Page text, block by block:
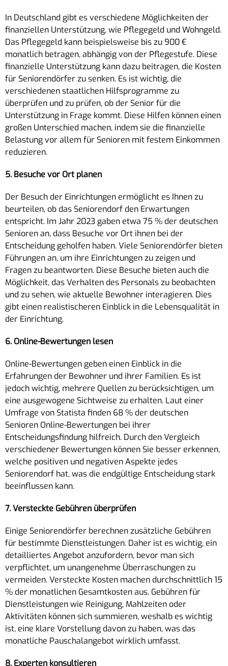
In Deutschland gibt es verschiedene Möglichkeiten der
finanziellen Unterstützung, wie Pflegegeld und Wohngeld.
Das Pflegegeld kann beispielsweise bis zu 900 €
monatlich betragen, abhängig von der Pflegestufe. Diese
finanzielle Unterstützung kann dazu beitragen, die Kosten
für Seniorendörfer zu senken. Es ist wichtig, die
verschiedenen staatlichen Hilfsprogramme zu
überprüfen und zu prüfen, ob der Senior für die
Unterstützung in Frage kommt. Diese Hilfen können einen
großen Unterschied machen, indem sie die finanzielle
Belastung vor allem für Senioren mit festem Einkommen
reduzieren.
5. Besuche vor Ort planen
Der Besuch der Einrichtungen ermöglicht es Ihnen zu
beurteilen, ob das Seniorendorf den Erwartungen
entspricht. Im Jahr 2023 gaben etwa 75 % der deutschen
Senioren an, dass Besuche vor Ort ihnen bei der
Entscheidung geholfen haben. Viele Seniorendörfer bieten
Führungen an, um ihre Einrichtungen zu zeigen und
Fragen zu beantworten. Diese Besuche bieten auch die
Möglichkeit, das Verhalten des Personals zu beobachten
und zu sehen, wie aktuelle Bewohner interagieren. Dies
gibt einen realistischeren Einblick in die Lebensqualität in
der Einrichtung.
6. Online-Bewertungen lesen
Online-Bewertungen geben einen Einblick in die
Erfahrungen der Bewohner und ihrer Familien. Es ist
jedoch wichtig, mehrere Quellen zu berücksichtigen, um
eine ausgewogene Sichtweise zu erhalten. Laut einer
Umfrage von Statista finden 68 % der deutschen
Senioren Online-Bewertungen bei ihrer
Entscheidungsfindung hilfreich. Durch den Vergleich
verschiedener Bewertungen können Sie besser erkennen,
welche positiven und negativen Aspekte jedes
Seniorendorf hat, was die endgültige Entscheidung stark
beeinflussen kann.
7. Versteckte Gebühren überprüfen
Einige Seniorendörfer berechnen zusätzliche Gebühren
für bestimmte Dienstleistungen. Daher ist es wichtig, ein
detailliertes Angebot anzufordern, bevor man sich
verpflichtet, um unangenehme Überraschungen zu
vermeiden. Versteckte Kosten machen durchschnittlich 15
% der monatlichen Gesamtkosten aus. Gebühren für
Dienstleistungen wie Reinigung, Mahlzeiten oder
Aktivitäten können sich summieren, weshalb es wichtig
ist, eine klare Vorstellung davon zu haben, was das
monatliche Pauschalangebot wirklich umfasst.
8. Experten konsultieren